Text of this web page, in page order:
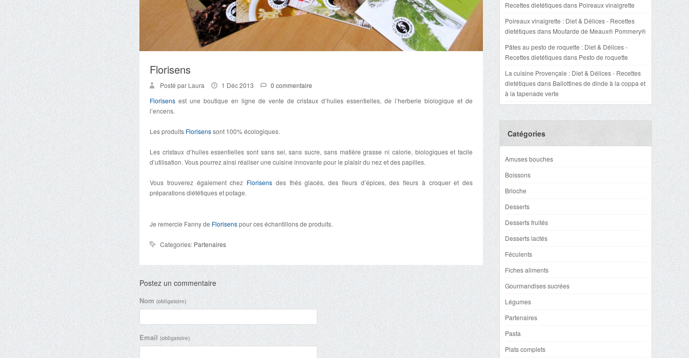
Florisens
Posté par Laura 1 Déc 2013
0 commentaire
Florisens est une boutique en ligne de vente de cristaux d’huiles essentielles, de l’herberie biologique et de
l’encens.
Les produits Florisenssont 100% écologiques.
Les cristaux d’huiles essentielles sont sans sel, sans sucre, sans matière grasse ni calorie, biologiques et facile
d’utilisation. Vous pourrez ainsi réaliser une cuisine innovante pour le plaisir du nez et des papilles.
Vous trouverez également chez Florisens des thés glacés, des fleurs d’épices, des fleurs à croquer et des
préparations diététiques et potage.
Je remercie Fanny de Florisenspour ces échantillons de produits.
Categories: Partenaires
Postez un commentaire
Nom(obligatoire)
Email(obligatoire)
Recettes dietétiquesdans Poireaux vinaigrette
Poireaux vinaigrette : Diet & Délices - Recettes
dietétiquesdans Moutarde de Meaux® Pommery®
Pâtes au pesto de roquette : Diet & Délices -
Recettes dietétiquesdans Pesto de roquette
La cuisine Provençale : Diet & Délices - Recettes
dietétiquesdans Ballottines de dinde à la coppa et
à la tapenade verte
Catégories
Amuses bouches
Boissons
Brioche
Desserts
Desserts fruités
Desserts lactés
Féculents
Fiches aliments
Gourmandises sucrées
Légumes
Partenaires
Pasta
Plats complets